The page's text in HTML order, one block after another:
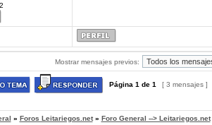
Mostrar mensajes previos:
Página 1 de 1 [ 3 mensajes ]
» Foros Leitariegos.net» Foro General --> Leitariegos.net